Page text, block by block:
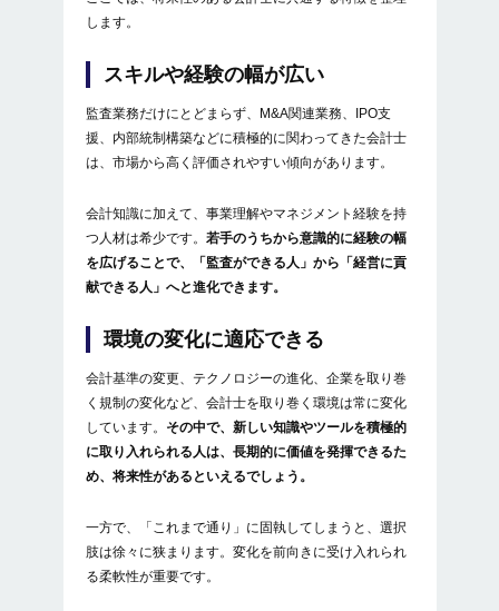
します。
スキルや経験の幅が広い
監査業務だけにとどまらず、M&A関連業務、IPO支
援、内部統制構築などに積極的に関わってきた会計士
は、市場から高く評価されやすい傾向があります。
会計知識に加えて、事業理解やマネジメント経験を持
つ人材は希少です。 若手のうちから意識的に経験の幅
を広げることで、「監査ができる人」から「経営に貢
献できる人」へと進化できます。
環境の変化に適応できる
会計基準の変更、テクノロジーの進化、企業を取り巻
く規制の変化など、会計士を取り巻く環境は常に変化
しています。
その中で、新しい知識やツールを積極的
に取り入れられる人は、長期的に価値を発揮できるた
め、将来性があるといえるでしょう。
一方で、「これまで通り」に固執してしまうと、選択
肢は徐々に狭まります。変化を前向きに受け入れられ
る柔軟性が重要です。